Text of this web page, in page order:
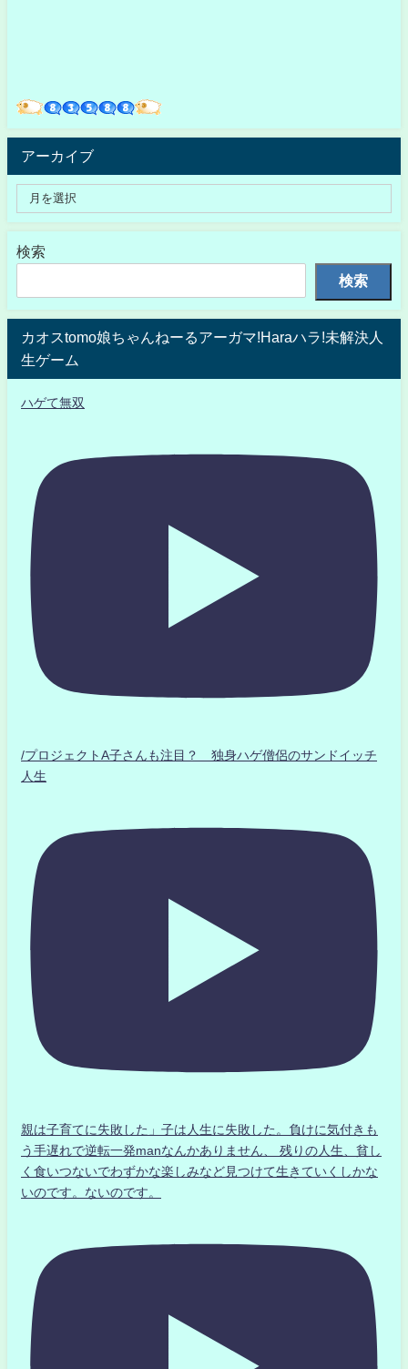
アーカイブ
検索
検索
カオスtomo娘ちゃんねーるアーガマ!Haraハラ!未解決人
生ゲーム
ハゲて無双
/プロジェクトA子さんも注目？ 独身ハゲ僧侶のサンドイッチ
人生
親は子育てに失敗した」子は人生に失敗した。負けに気付きも
う手遅れで逆転一発manなんかありません、 残りの人生、貧し
く食いつないでわずかな楽しみなど見つけて生きていくしかな
いのです。ないのです。